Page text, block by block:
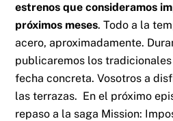
estrenos que consideramos
próximos meses. Todo a la
acero, aproximadamente.
publicaremos los
fecha concreta. Vosotros a
las terrazas. En el próximo
repaso a la saga Mission: